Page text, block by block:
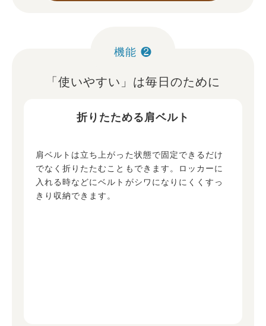
機能 ❷
「使いやすい」は毎日のために
折りたためる肩ベルト
肩ベルトは立ち上がった状態で固定できるだけ
でなく折りたたむこともできます。ロッカーに
入れる時などにベルトがシワになりにくくすっ
きり収納できます。